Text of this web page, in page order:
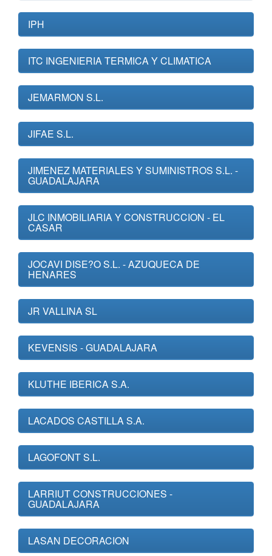
IPH
ITC INGENIERIA TERMICA Y CLIMATICA
JEMARMON S.L.
JIFAE S.L.
JIMENEZ MATERIALES Y SUMINISTROS S.L. -
GUADALAJARA
JLC INMOBILIARIA Y CONSTRUCCION - EL
CASAR
JOCAVI DISE?O S.L. - AZUQUECA DE
HENARES
JR VALLINA SL
KEVENSIS - GUADALAJARA
KLUTHE IBERICA S.A.
LACADOS CASTILLA S.A.
LAGOFONT S.L.
LARRIUT CONSTRUCCIONES -
GUADALAJARA
LASAN DECORACION